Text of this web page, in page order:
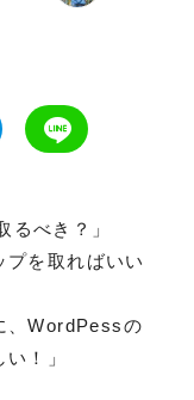
るべき？」
プを取ればいい
、WordPessの
！」